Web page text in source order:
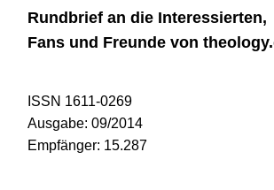
Rundbrief an die Interessierten,
Fans und Freunde von
ISSN 1611-0269
Ausgabe: 09/2014
Empfänger: 15.287